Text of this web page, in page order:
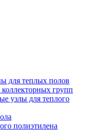
для теплых полов
групп
узлы для теплого
полиэтилена